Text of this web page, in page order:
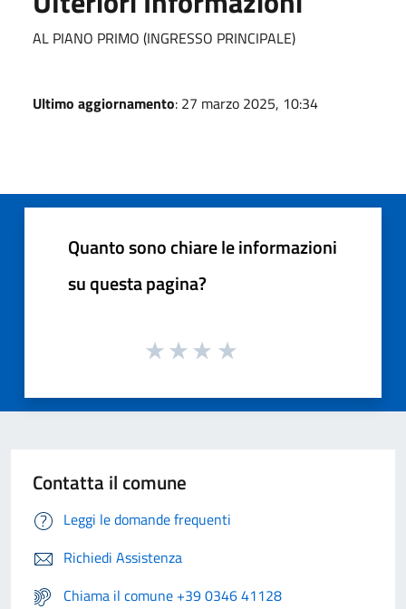
AL PIANO PRIMO (INGRESSO PRINCIPALE)
Ultimo aggiornamento: 27 marzo 2025, 10:34
Quanto sono chiare le informazioni
su questa pagina?
Contatta il comune
Leggi le domande frequenti
Richiedi Assistenza
Chiama il comune +39 0346 41128